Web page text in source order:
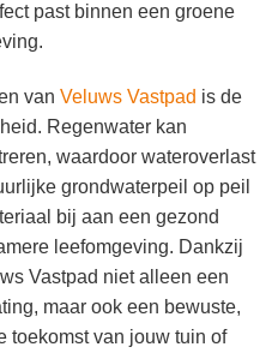
past binnen een groene
van Veluws Vastpad is de
Regenwater kan
waardoor wateroverlast
grondwaterpeil op peil
bij aan een gezond
leefomgeving. Dankzij
Vastpad niet alleen een
maar ook een bewuste,
toekomst van jouw tuin of